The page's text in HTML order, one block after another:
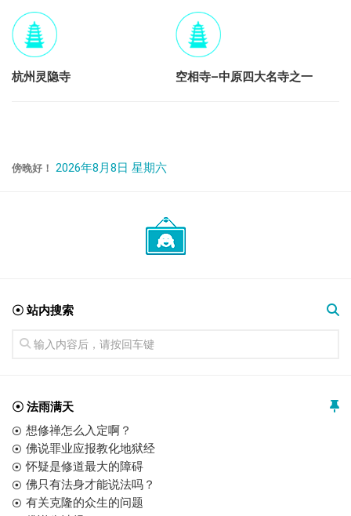
杭州灵隐寺 空相寺–中原四大名寺之一
傍晚好！ 2026年8月8日 星期六
☉ 站内搜索
☉ 法雨满天
想修禅怎么入定啊？
佛说罪业应报教化地狱经
怀疑是修道最大的障碍
佛只有法身才能说法吗？
有关克隆的众生的问题